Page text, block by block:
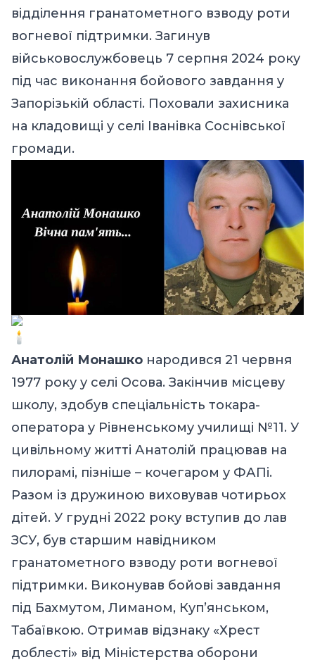
відділення гранатометного взводу роти
вогневої підтримки. Загинув
військовослужбовець 7 серпня 2024 року
під час виконання бойового завдання у
Запорізькій області. Поховали захисника
на кладовищі у селі Іванівка Соснівської
громади.
Анатолій Монашко народився 21 червня
1977 року у селі Осова. Закінчив місцеву
школу, здобув спеціальність токара-
оператора у Рівненському училищі №11. У
цивільному житті Анатолій працював на
пилорамі, пізніше – кочегаром у ФАПі.
Разом із дружиною виховував чотирьох
дітей. У грудні 2022 року вступив до лав
ЗСУ, був старшим навідником
гранатометного взводу роти вогневої
підтримки. Виконував бойові завдання
під Бахмутом, Лиманом, Куп’янськом,
Табаївкою. Отримав відзнаку «Хрест
доблесті» від Міністерства оборони